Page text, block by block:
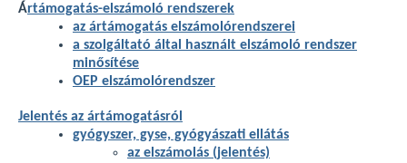
Ártámogatás-elszámoló rendszerek
az ártámogatás elszámolórendszerei
a szolgáltató által használt elszámoló rendszer
minősítése
OEP elszámolórendszer
Jelentés az ártámogatásról
gyógyszer, gyse, gyógyászati ellátás
az elszámolás (jelentés)